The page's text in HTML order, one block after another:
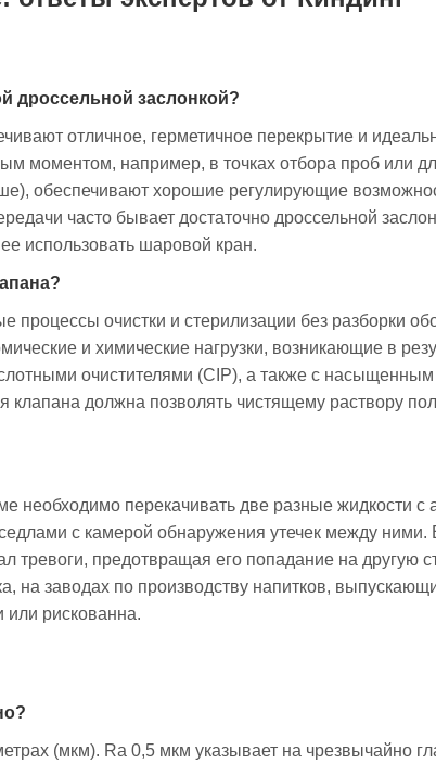
дроссельной заслонкой?
отличное, герметичное перекрытие и
моментом, например, в точках отбора проб или
обеспечивают хорошие регулирующие
часто бывает достаточно дроссельной
использовать шаровой кран.
процессы очистки и стерилизации без разборки
и химические нагрузки, возникающие в
очистителями (CIP), а также с
должна позволять чистящему раствору
необходимо перекачивать две разные жидкости с
с камерой обнаружения утечек между ними.
тревоги, предотвращая его попадание на другую
заводах по производству напитков,
или рискованна.
(мкм). Ra 0,5 мкм указывает на чрезвычайно